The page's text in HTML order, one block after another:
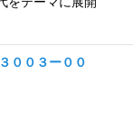
０３ー００